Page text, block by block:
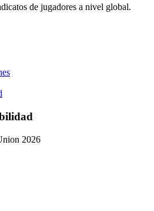
de jugadores a nivel global.
2026